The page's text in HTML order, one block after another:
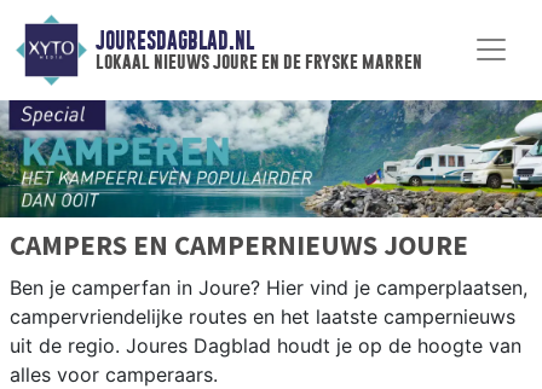
JOURESDAGBLAD.NL
lokaal nieuws joure en de fryske marren
CAMPERS EN CAMPERNIEUWS JOURE
Ben je camperfan in Joure? Hier vind je camperplaatsen,
campervriendelijke routes en het laatste campernieuws
uit de regio. Joures Dagblad houdt je op de hoogte van
alles voor camperaars.